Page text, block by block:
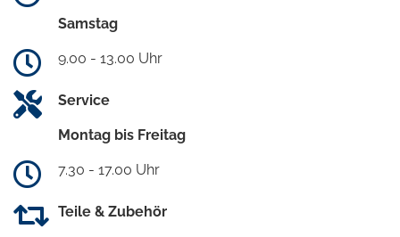
Samstag
9.00 - 13.00 Uhr
Service
Montag bis Freitag
7.30 - 17.00 Uhr
Teile & Zubehör